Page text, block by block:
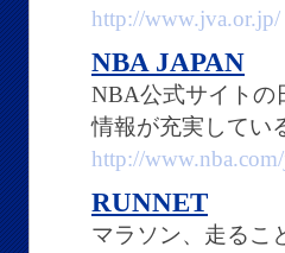
http://www.jva.or.jp/
NBA JAPAN
NBA公式サイトの
情報が充実してい
http://
RUNNET
マラソン、走るこ